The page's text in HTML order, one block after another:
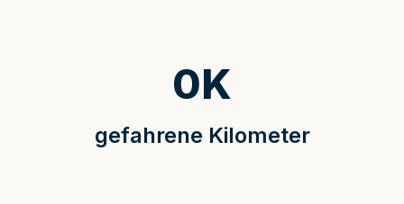
gefahrene Kilometer
0K